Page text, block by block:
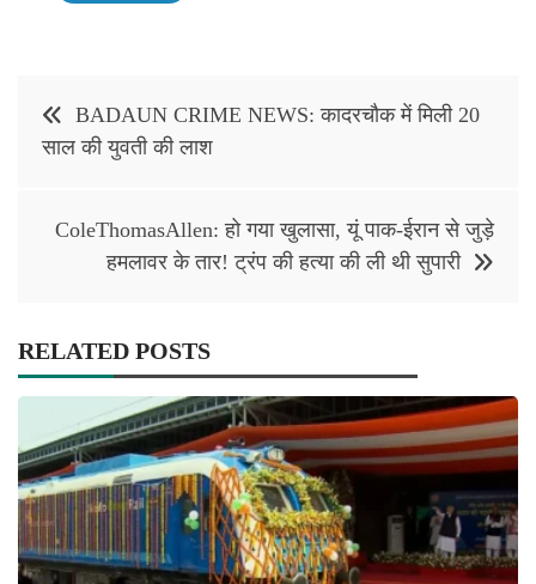
Post
navigation
BADAUN CRIME NEWS: कादरचौक में मिली 20
साल की युवती की लाश
ColeThomasAllen: हो गया खुलासा, यूं पाक-ईरान से जुड़े
हमलावर के तार! ट्रंप की हत्या की ली थी सुपारी
RELATED POSTS